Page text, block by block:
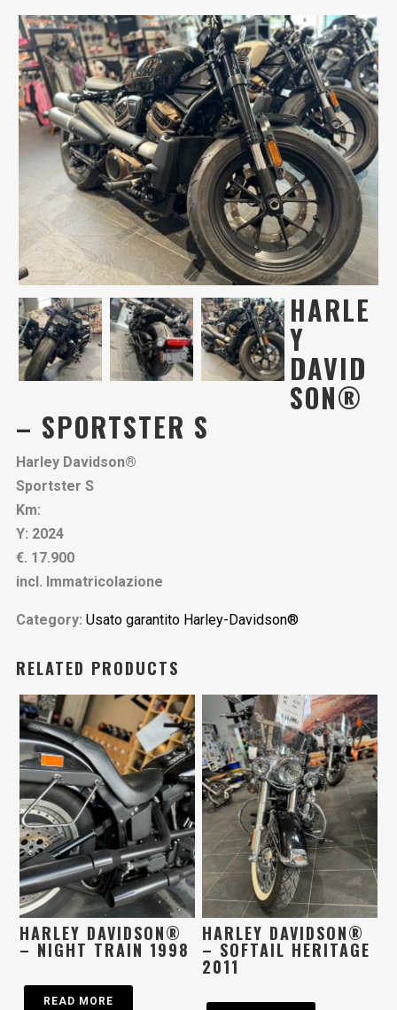
HARLE
Y
DAVID
SON®
– SPORTSTER S
Harley Davidson®
Sportster S
Km:
Y: 2024
€. 17.900
incl. Immatricolazione
Category: Usato garantito Harley-Davidson®
RELATED PRODUCTS
HARLEY DAVIDSON®
– NIGHT TRAIN 1998
READ MORE
HARLEY DAVIDSON®
– SOFTAIL HERITAGE
2011